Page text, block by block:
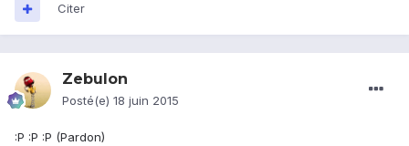
Citer
Zebulon
Posté(e) 18 juin 2015
:P :P :P (Pardon)